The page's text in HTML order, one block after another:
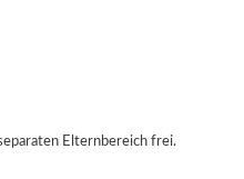
Elternbereich frei.